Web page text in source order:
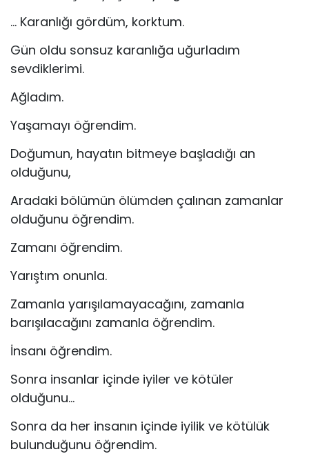
… Karanlığı gördüm, korktum.
Gün oldu sonsuz karanlığa uğurladım
sevdiklerimi.
Ağladım.
Yaşamayı öğrendim.
Doğumun, hayatın bitmeye başladığı an
olduğunu,
Aradaki bölümün ölümden çalınan zamanlar
olduğunu öğrendim.
Zamanı öğrendim.
Yarıştım onunla.
Zamanla yarışılamayacağını, zamanla
barışılacağını zamanla öğrendim.
İnsanı öğrendim.
Sonra insanlar içinde iyiler ve kötüler
olduğunu…
Sonra da her insanın içinde iyilik ve kötülük
bulunduğunu öğrendim.